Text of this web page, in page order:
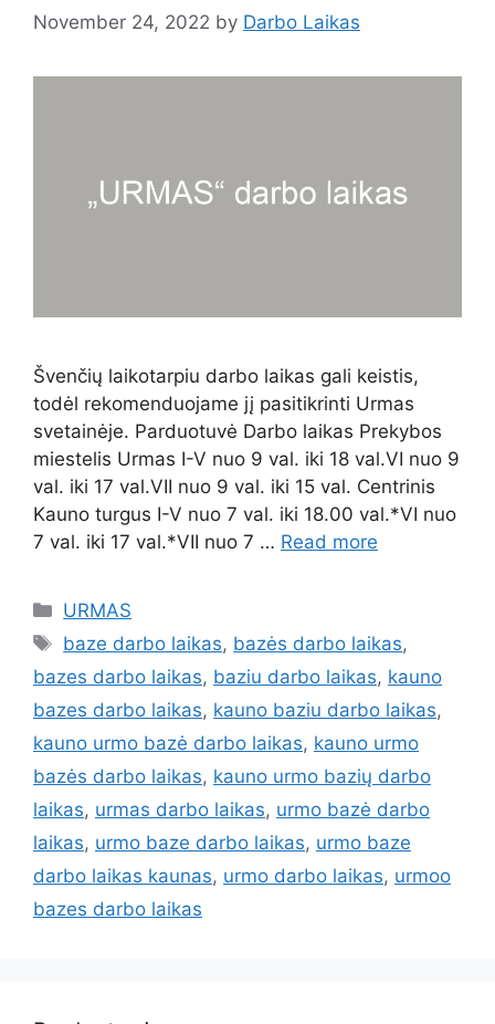
November 24, 2022 by Darbo Laikas
Švenčių laikotarpiu darbo laikas gali keistis,
todėl rekomenduojame jį pasitikrinti Urmas
svetainėje. Parduotuvė Darbo laikas Prekybos
miestelis Urmas I-V nuo 9 val. iki 18 val.VI nuo 9
val. iki 17 val.VII nuo 9 val. iki 15 val. Centrinis
Kauno turgus I-V nuo 7 val. iki 18.00 val.*VI nuo
7 val. iki 17 val.*VII nuo 7 … Read more
URMAS
baze darbo laikas, bazės darbo laikas,
bazes darbo laikas, baziu darbo laikas, kauno
bazes darbo laikas, kauno baziu darbo laikas,
kauno urmo bazė darbo laikas, kauno urmo
bazės darbo laikas, kauno urmo bazių darbo
laikas, urmas darbo laikas, urmo bazė darbo
laikas, urmo baze darbo laikas, urmo baze
darbo laikas kaunas, urmo darbo laikas, urmoo
bazes darbo laikas